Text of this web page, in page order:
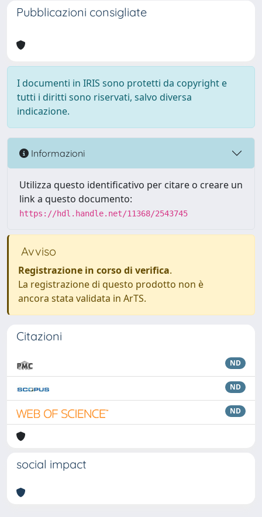
Pubblicazioni consigliate
I documenti in IRIS sono protetti da copyright e
tutti i diritti sono riservati, salvo diversa
indicazione.
Informazioni
Utilizza questo identificativo per citare o creare un
link a questo documento:
https://hdl.handle.net/11368/2543745
Avviso
Registrazione in corso di verifica.
La registrazione di questo prodotto non è
ancora stata validata in ArTS.
Citazioni
ND
ND
ND
social impact